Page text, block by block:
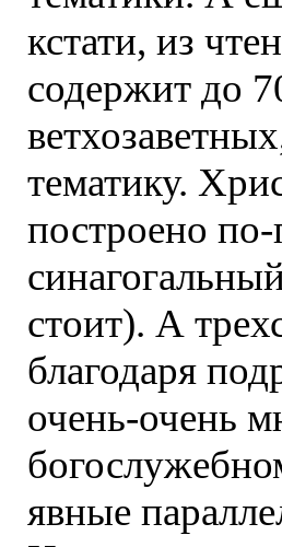
кстати, из
содержит до
тематику.
построено
стоит). А
благодаря
очень-очень
явные